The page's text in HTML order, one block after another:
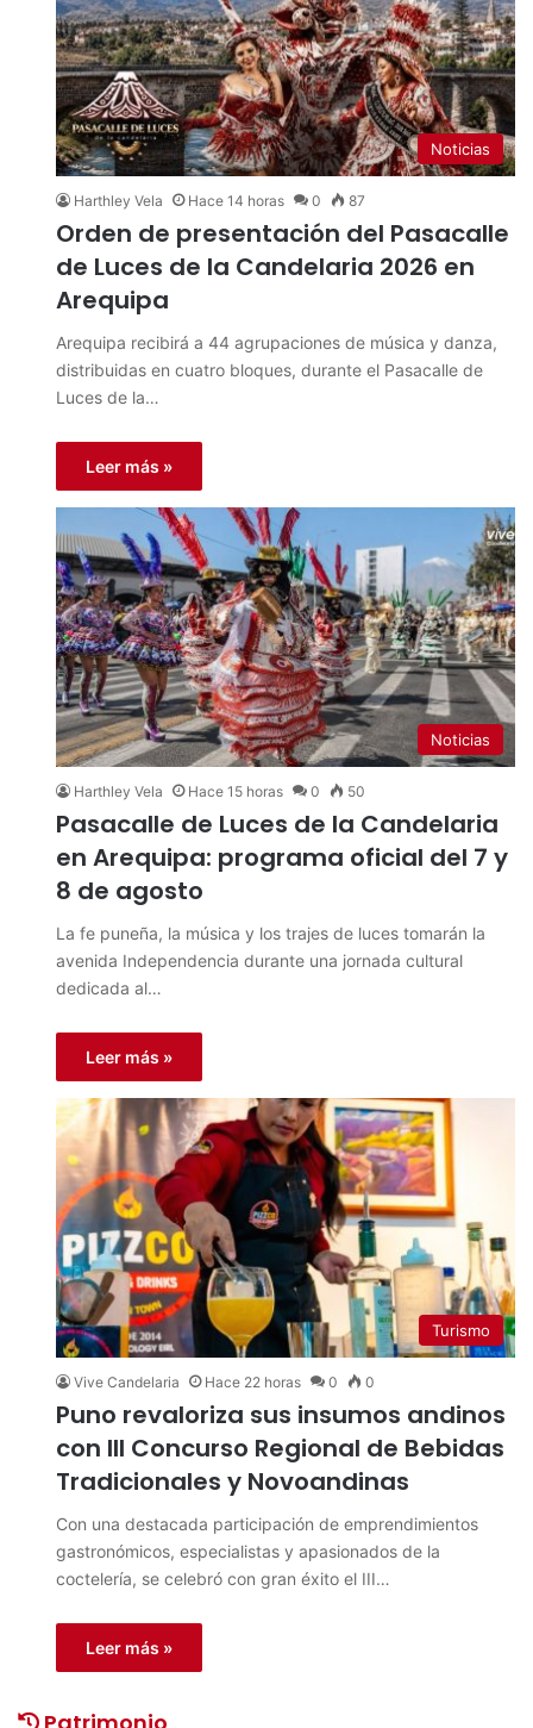
Noticias
Harthley Vela Hace 14 horas 0 87
Orden de presentación del Pasacalle
de Luces de la Candelaria 2026 en
Arequipa
Arequipa recibirá a 44 agrupaciones de música y danza,
distribuidas en cuatro bloques, durante el Pasacalle de
Luces de la…
Leer más »
Noticias
Harthley Vela Hace 15 horas 0 50
Pasacalle de Luces de la Candelaria
en Arequipa: programa oficial del 7 y
8 de agosto
La fe puneña, la música y los trajes de luces tomarán la
avenida Independencia durante una jornada cultural
dedicada al…
Leer más »
Turismo
Vive Candelaria Hace 22 horas 0 0
Puno revaloriza sus insumos andinos
con III Concurso Regional de Bebidas
Tradicionales y Novoandinas
Con una destacada participación de emprendimientos
gastronómicos, especialistas y apasionados de la
coctelería, se celebró con gran éxito el III…
Leer más »